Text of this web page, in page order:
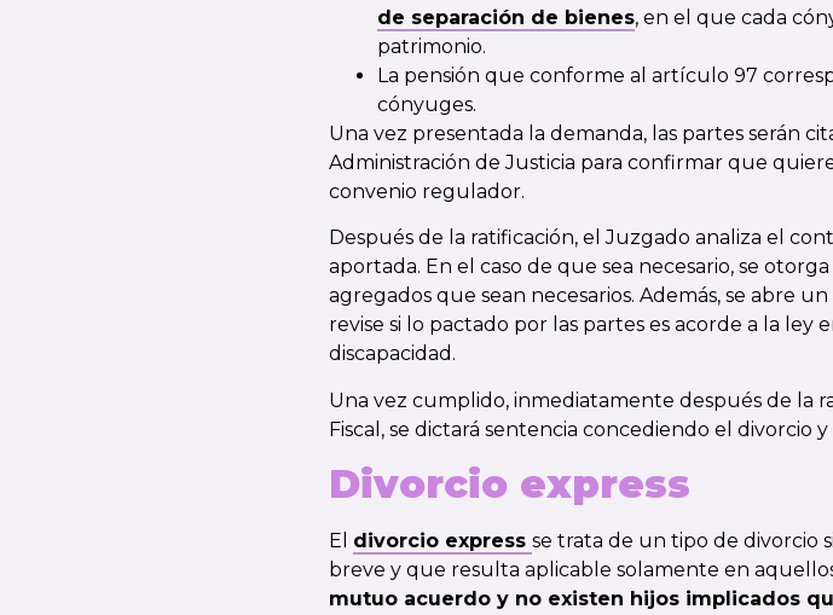
de separación de bienes, en el que cada
patrimonio.
La pensión que conforme al artículo 97
cónyuges.
Una vez presentada la demanda, las partes serán
Administración de Justicia para confirmar que
convenio regulador.
Después de la ratificación, el Juzgado analiza el
aportada. En el caso de que sea necesario, se
agregados que sean necesarios. Además, se abre
revise si lo pactado por las partes es acorde a la ley
discapacidad.
Una vez cumplido, inmediatamente después de la
Fiscal, se dictará sentencia concediendo el
Divorcio express
El divorcio express se trata de un tipo de divorcio
breve y que resulta aplicable solamente en
mutuo acuerdo y no existen hijos implicados